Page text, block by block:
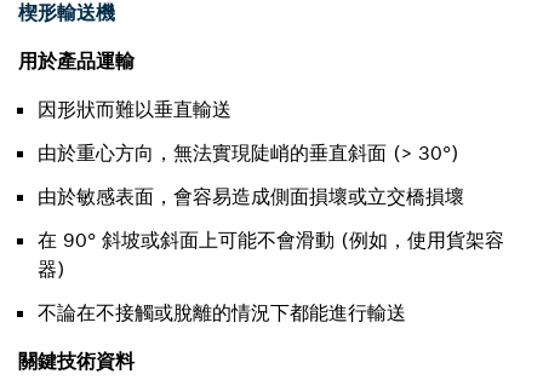
楔形輸送機
用於產品運輸
因形狀而難以垂直輸送
由於重心方向，無法實現陡峭的垂直斜面 (> 30°)
由於敏感表面，會容易造成側面損壞或立交橋損壞
在 90° 斜坡或斜面上可能不會滑動 (例如，使用貨架容
器)
不論在不接觸或脫離的情況下都能進行輸送
關鍵技術資料